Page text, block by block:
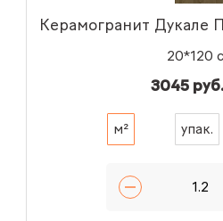
Керамогранит Дукале
20*120
3045
м² упак.